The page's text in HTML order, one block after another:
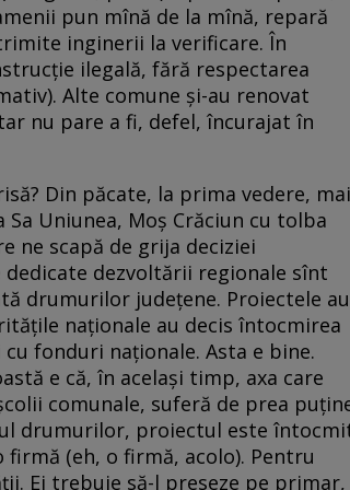
pun mînă de la mînă, repară
inginerii la verificare. În
ilegală, fără respectarea
Alte comune şi-au renovat
nu pare a fi, defel, încurajat în
Din păcate, la prima vedere, mai
Uniunea, Moş Crăciun cu tolba
ne scapă de grija deciziei
dezvoltării regionale sînt
drumurilor judeţene. Proiectele au
naţionale au decis întocmirea
fonduri naţionale. Asta e bine.
e că, în acelaşi timp, axa care
comunale, suferă de prea
drumurilor, proiectul este
(eh, o firmă, acolo). Pentru
Ei trebuie să-l preseze pe primar,